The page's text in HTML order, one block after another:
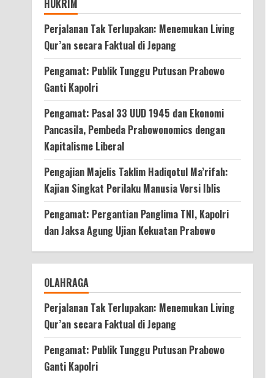
HUKRIM
Perjalanan Tak Terlupakan: Menemukan Living
Qur’an secara Faktual di Jepang
Pengamat: Publik Tunggu Putusan Prabowo
Ganti Kapolri
Pengamat: Pasal 33 UUD 1945 dan Ekonomi
Pancasila, Pembeda Prabowonomics dengan
Kapitalisme Liberal
Pengajian Majelis Taklim Hadiqotul Ma’rifah:
Kajian Singkat Perilaku Manusia Versi Iblis
Pengamat: Pergantian Panglima TNI, Kapolri
dan Jaksa Agung Ujian Kekuatan Prabowo
OLAHRAGA
Perjalanan Tak Terlupakan: Menemukan Living
Qur’an secara Faktual di Jepang
Pengamat: Publik Tunggu Putusan Prabowo
Ganti Kapolri